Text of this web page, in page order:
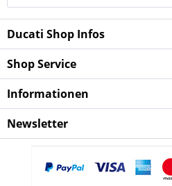
Ducati Shop Infos
Shop Service
Informationen
Newsletter